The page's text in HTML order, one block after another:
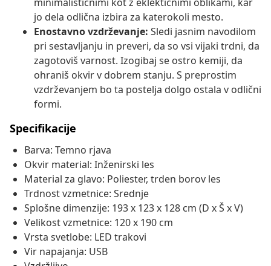
jo dela odlična izbira za katerokoli mesto.
Enostavno vzdrževanje: Sledi jasnim navodilom
pri sestavljanju in preveri, da so vsi vijaki trdni, da
zagotoviš varnost. Izogibaj se ostro kemiji, da
ohraniš okvir v dobrem stanju. S preprostim
vzdrževanjem bo ta postelja dolgo ostala v odlični
formi.
Specifikacije
Barva: Temno rjava
Okvir material: Inženirski les
Material za glavo: Poliester, trden borov les
Trdnost vzmetnice: Srednje
Splošne dimenzije: 193 x 123 x 128 cm (D x Š x V)
Velikost vzmetnice: 120 x 190 cm
Vrsta svetlobe: LED trakovi
Vir napajanja: USB